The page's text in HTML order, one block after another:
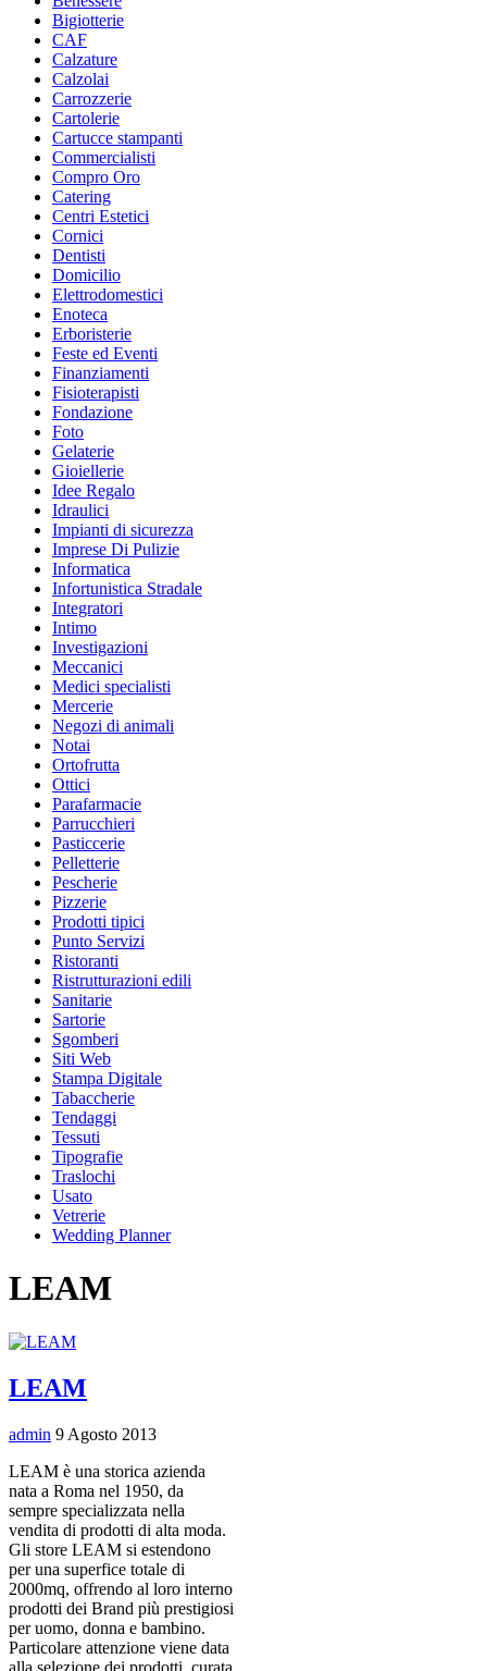
Bigiotterie
CAF
Calzature
Calzolai
Carrozzerie
Cartolerie
Cartucce stampanti
Commercialisti
Compro Oro
Catering
Centri Estetici
Cornici
Dentisti
Domicilio
Elettrodomestici
Enoteca
Erboristerie
Feste ed Eventi
Finanziamenti
Fisioterapisti
Fondazione
Foto
Gelaterie
Gioiellerie
Idee Regalo
Idraulici
Impianti di sicurezza
Imprese Di Pulizie
Informatica
Infortunistica Stradale
Integratori
Intimo
Investigazioni
Meccanici
Medici specialisti
Mercerie
Negozi di animali
Notai
Ortofrutta
Ottici
Parafarmacie
Parrucchieri
Pasticcerie
Pelletterie
Pescherie
Pizzerie
Prodotti tipici
Punto Servizi
Ristoranti
Ristrutturazioni edili
Sanitarie
Sartorie
Sgomberi
Siti Web
Stampa Digitale
Tabaccherie
Tendaggi
Tessuti
Tipografie
Traslochi
Usato
Vetrerie
Wedding Planner
LEAM
LEAM
admin 9 Agosto 2013
LEAM è una storica azienda
nata a Roma nel 1950, da
sempre specializzata nella
vendita di prodotti di alta moda.
Gli store LEAM si estendono
per una superfice totale di
2000mq, offrendo al loro interno
prodotti dei Brand più prestigiosi
per uomo, donna e bambino.
Particolare attenzione viene data
alla selezione dei prodotti, curata